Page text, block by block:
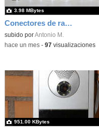
Conectores de radiofrecuencia para telecomunicaciones
Contenido educativo.
subido porAntonio M.
3.98 MBytes
-hace un mes- 97visualizaciones
951.00 KBytes